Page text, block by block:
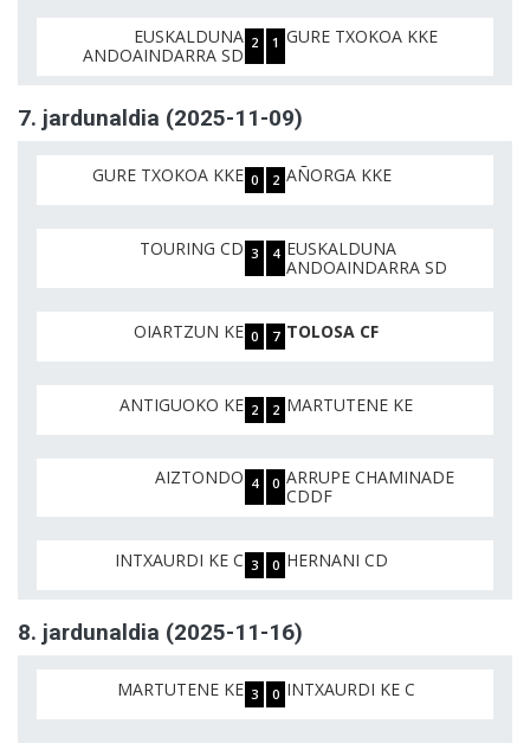
EUSKALDUNA
ANDOAINDARRA SD
2 1 GURE TXOKOA KKE
7. jardunaldia (2025-11-09)
GURE TXOKOA KKE 0 2 AÑORGA KKE
TOURING CD 3 4 EUSKALDUNA
ANDOAINDARRA SD
OIARTZUN KE 0 7 TOLOSA CF
ANTIGUOKO KE 2 2 MARTUTENE KE
AIZTONDO 4 0 ARRUPE CHAMINADE
CDDF
INTXAURDI KE C 3 0 HERNANI CD
8. jardunaldia (2025-11-16)
MARTUTENE KE 3 0 INTXAURDI KE C